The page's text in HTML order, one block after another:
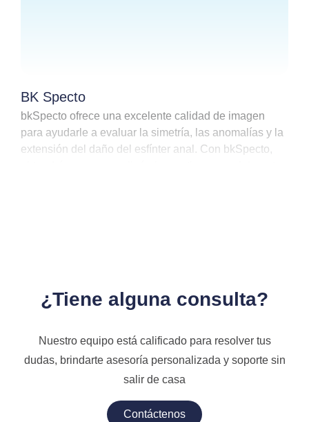
BK Specto
bkSpecto ofrece una excelente calidad de imagen
para ayudarle a evaluar la simetría, las anomalías y la
extensión del daño del esfínter anal. Con bkSpecto,
¿Tiene alguna consulta?
Nuestro equipo está calificado para resolver tus
dudas, brindarte asesoría personalizada y soporte sin
salir de casa
Contáctenos